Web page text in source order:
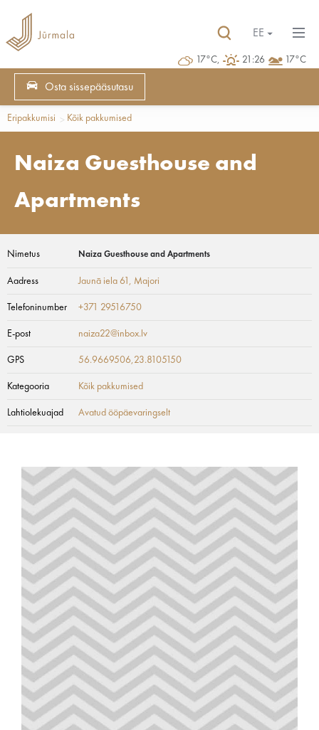
17°C, 21:26 17°C
EE
Osta sissepääsutasu
Eripakkumisi Kõik pakkumised
Naiza Guesthouse and
Apartments
Nimetus Naiza Guesthouse and Apartments
Aadress Jaunā iela 61 , Majori
Telefoninumber +371 29516750
E-post naiza22@inbox.lv
GPS 56.9669506,23.8105150
Kategooria Kõik pakkumised
Lahtiolekuajad Avatud ööpäevaringselt